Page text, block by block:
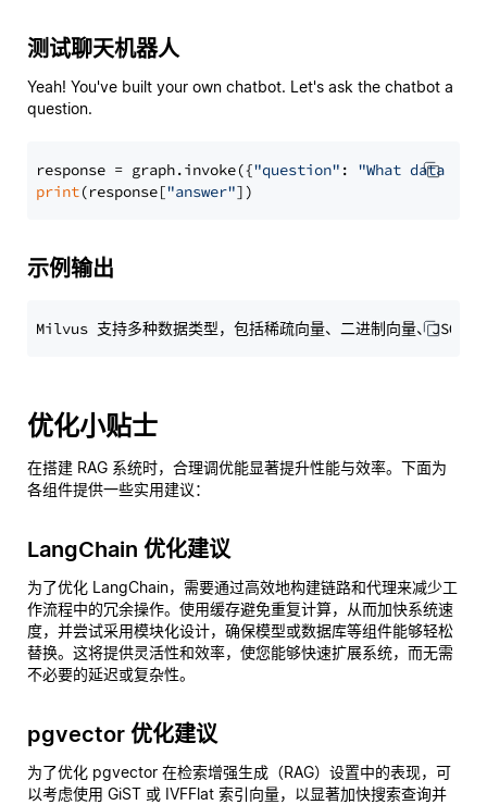
测试聊天机器人
Yeah! You've built your own chatbot. Let's ask the chatbot a
question.
response = graph.invoke({"question" : "What data
print(response["answer"
示例输出
优化小贴士
在搭建 RAG 系统时，合理调优能显著提升性能与效率。下面为
各组件提供一些实用建议：
LangChain 优化建议
为了优化 LangChain，需要通过高效地构建链路和代理来减少工
作流程中的冗余操作。使用缓存避免重复计算，从而加快系统速
度，并尝试采用模块化设计，确保模型或数据库等组件能够轻松
替换。这将提供灵活性和效率，使您能够快速扩展系统，而无需
不必要的延迟或复杂性。
pgvector 优化建议
为了优化 pgvector 在检索增强生成（RAG）设置中的表现，可
以考虑使用 GiST 或 IVFFlat 索引向量，以显著加快搜索查询并